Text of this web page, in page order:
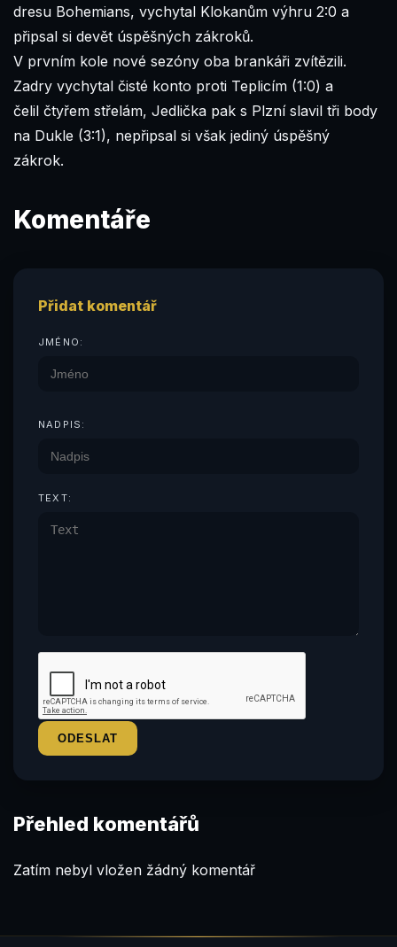
dresu Bohemians, vychytal Klokanům výhru 2:0 a
připsal si devět úspěšných zákroků.
V prvním kole nové sezóny oba brankáři zvítězili.
Zadry vychytal čisté konto proti Teplicím (1:0) a
čelil čtyřem střelám, Jedlička pak s Plzní slavil tři body
na Dukle (3:1), nepřipsal si však jediný úspěšný
zákrok.
Komentáře
Přidat komentář
JMÉNO:
NADPIS:
TEXT:
Přehled komentářů
Zatím nebyl vložen žádný komentář